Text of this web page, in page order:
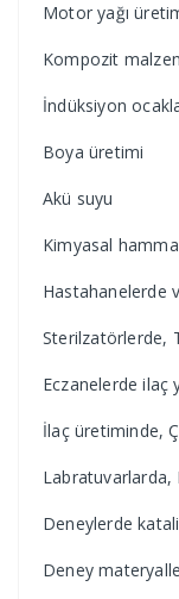
Motor yağı
Kompozit
İndüksiyon
Boya üretimi
Akü suyu
Kimyasal
Hastahanelerde
Sterilzatörlerde,
Eczanelerde ilaç
İlaç üretiminde,
Deneylerde
Deney